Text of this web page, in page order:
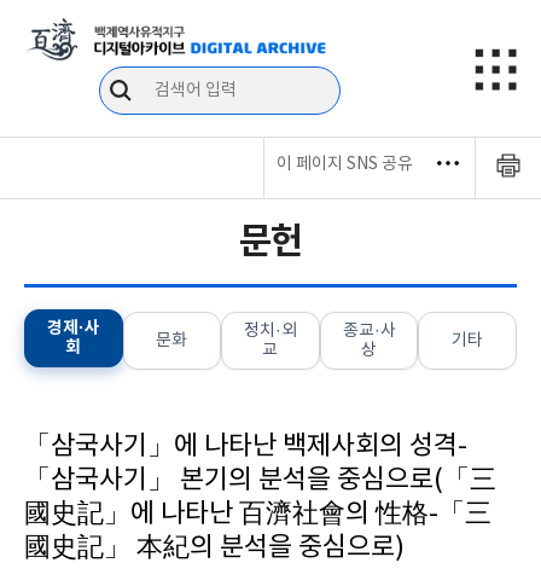
이 페이지 SNS 공유
문헌
경제·사
회
문화
정치·외
교
종교·사
상
기타
「삼국사기」에 나타난 백제사회의 성격-
「삼국사기」 본기의 분석을 중심으로(「三
國史記」에 나타난 百濟社會의 性格-「三
國史記」 本紀의 분석을 중심으로)